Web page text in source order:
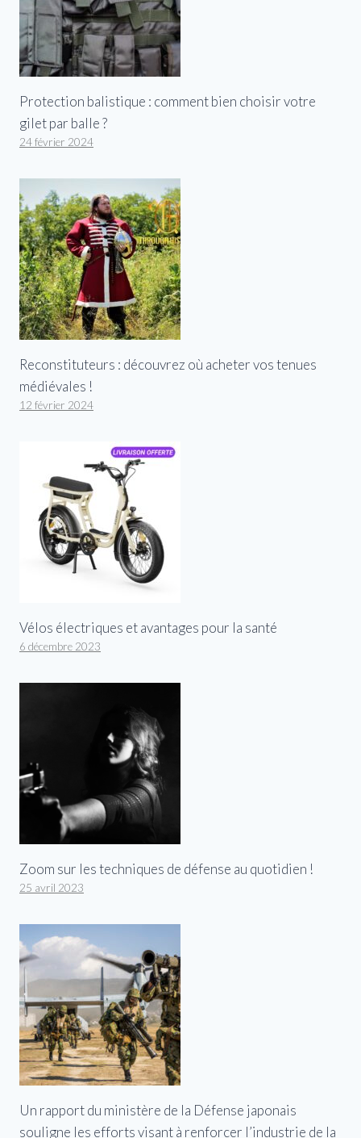
Protection balistique : comment bien choisir votre
gilet par balle ?
24 février 2024
Reconstituteurs : découvrez où acheter vos tenues
médiévales !
12 février 2024
Vélos électriques et avantages pour la santé
6 décembre 2023
Zoom sur les techniques de défense au quotidien !
25 avril 2023
Un rapport du ministère de la Défense japonais
souligne les efforts visant à renforcer l’industrie de la